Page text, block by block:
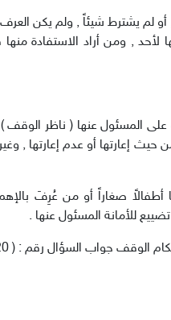
, أو لم يشترط شيئاً , ولم يكن
لأحد , ومن أراد الاستفادة
على المسئول عنها ( ناظر الوقف
حيث إعارتها أو عدم إعارتها ,
أطفالاً صغاراً أو من عُرِفَ
للأمانة المسئول عنها .
الوقف جواب السؤال رقم : ( 13720 ) .